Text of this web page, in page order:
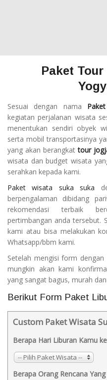
Paket
Sesuai dengan nama
kegiatan perjalanan wisata
menentukan sendiri obyek
serta mobil transportasinya
yang akan berangkattour
wisata dan budget wisata
serahkan kepada kami.
Paket wisata suka suka
berpengalaman dibidang
rekomendasi terbaik
pertimbangan anda tersebut.
kami atau bisa melakukan
Whatsapp/bbm kami.
Setelah mengisi form dengan
mungkin akan kami
yang sangat bagus, murah
Berikut Form Paket
Custom Paket Wisata
Berapa Hari Liburan Kamu
-- Pilih Paket Wisata --
Berapa Orang Rencana